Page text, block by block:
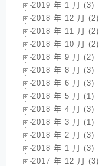
2019 年 1 月 (3)
2018 年 12 月 (2)
2018 年 11 月 (2)
2018 年 10 月 (2)
2018 年 9 月 (2)
2018 年 8 月 (3)
2018 年 6 月 (3)
2018 年 5 月 (1)
2018 年 4 月 (3)
2018 年 3 月 (1)
2018 年 2 月 (3)
2018 年 1 月 (3)
2017 年 12 月 (3)